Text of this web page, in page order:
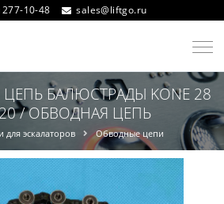
10-48 sales@liftgo.ru
БАЛЮСТРАДЫ KONE 28
/ ОБВОДНАЯ ЦЕПЬ
для эскалаторов Обводные цепи